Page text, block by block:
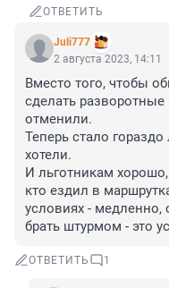
ОТВЕТИТЬ
Juli777
2 августа 2023, 14:11
Вместо того, чтобы
сделать
отменили.
Теперь стало
хотели.
И льготникам
кто ездил в
условиях - медленно,
брать штурмом - это
ОТВЕТИТЬ 1